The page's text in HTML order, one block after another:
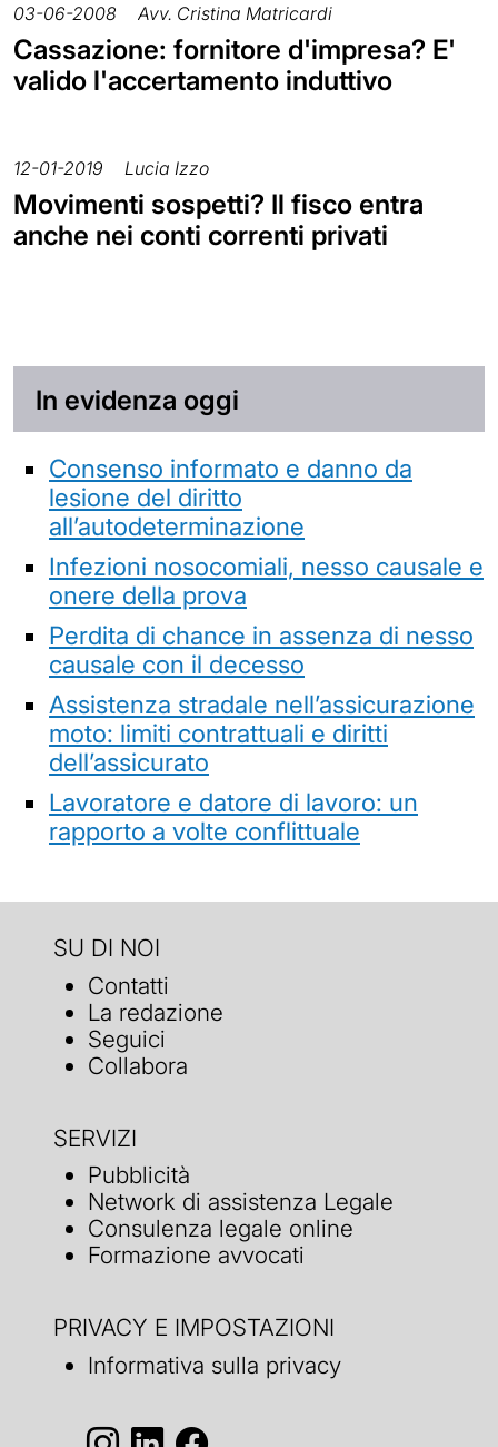
03-06-2008 Avv. Cristina Matricardi
Cassazione: fornitore d'impresa? E'
valido l'accertamento induttivo
12-01-2019 Lucia Izzo
Movimenti sospetti? Il fisco entra
anche nei conti correnti privati
In evidenza oggi
Consenso informato e danno da
lesione del diritto
all’autodeterminazione
Infezioni nosocomiali, nesso causale e
onere della prova
Perdita di chance in assenza di nesso
causale con il decesso
Assistenza stradale nell’assicurazione
moto: limiti contrattuali e diritti
dell’assicurato
Lavoratore e datore di lavoro: un
rapporto a volte conflittuale
SU DI NOI
Contatti
La redazione
Seguici
Collabora
SERVIZI
Pubblicità
Network di assistenza Legale
Consulenza legale online
Formazione avvocati
PRIVACY E IMPOSTAZIONI
Informativa sulla privacy